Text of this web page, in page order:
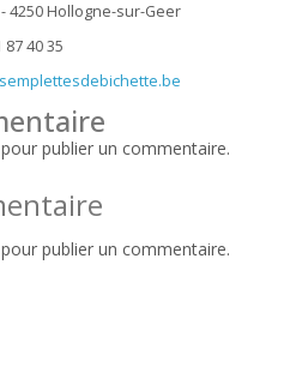
4250 Hollogne-sur-Geer
87 40 35
pour publier un commentaire.
pour publier un commentaire.